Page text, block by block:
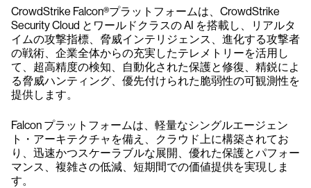
CrowdStrike Falcon®プラットフォームは、CrowdStrike
Security Cloud とワールドクラスの AI を搭載し、リアルタ
イムの攻撃指標、脅威インテリジェンス、進化する攻撃者
の戦術、企業全体からの充実したテレメトリーを活用し
て、超高精度の検知、自動化された保護と修復、精鋭によ
る脅威ハンティング、優先付けられた脆弱性の可観測性を
提供します。
Falcon プラットフォームは、軽量なシングルエージェン
ト・アーキテクチャを備え、クラウド上に構築されてお
り、迅速かつスケーラブルな展開、優れた保護とパフォー
マンス、複雑さの低減、短期間での価値提供を実現しま
す。